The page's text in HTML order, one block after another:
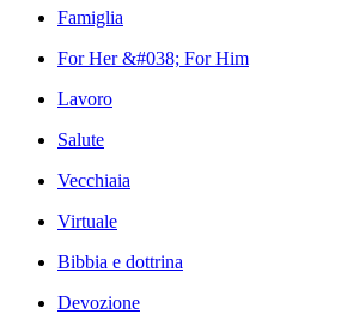
Famiglia
For Her &#038; For Him
Lavoro
Salute
Vecchiaia
Virtuale
Bibbia e dottrina
Devozione